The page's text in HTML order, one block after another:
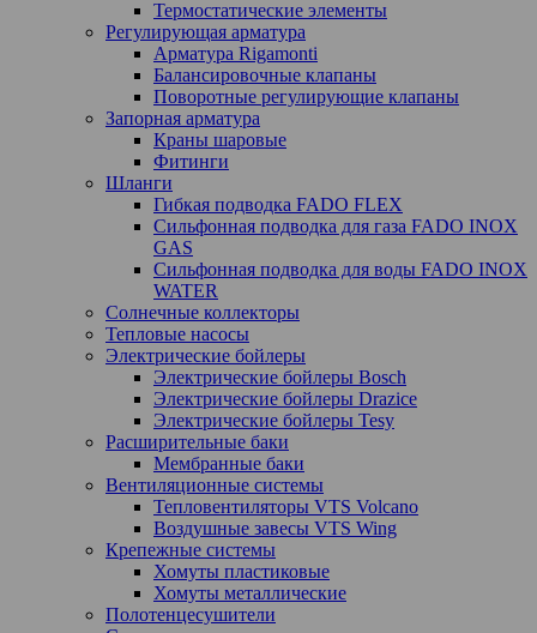
Термостатические элементы
Регулирующая арматура
Арматура Rigamonti
Балансировочные клапаны
Поворотные регулирующие клапаны
Запорная арматура
Краны шаровые
Фитинги
Шланги
Гибкая подводка FADO FLEX
Сильфонная подводка для газа FADO INOX
GAS
Сильфонная подводка для воды FADO INOX
WATER
Солнечные коллекторы
Тепловые насосы
Электрические бойлеры
Электрические бойлеры Bosch
Электрические бойлеры Drazice
Электрические бойлеры Tesy
Расширительные баки
Мембранные баки
Вентиляционные системы
Тепловентиляторы VTS Volcano
Воздушные завесы VTS Wing
Крепежные системы
Хомуты пластиковые
Хомуты металлические
Полотенцесушители